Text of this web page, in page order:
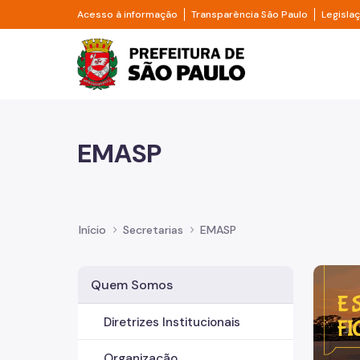
Pular para o Conteúdo principal
Acesso à informação Divisor de acesso à informação
Transparência São Paulo Divisor
Prefeitura de São
EMASP
Início Secretarias EMASP
Quem Somos
Diretrizes Institucionais